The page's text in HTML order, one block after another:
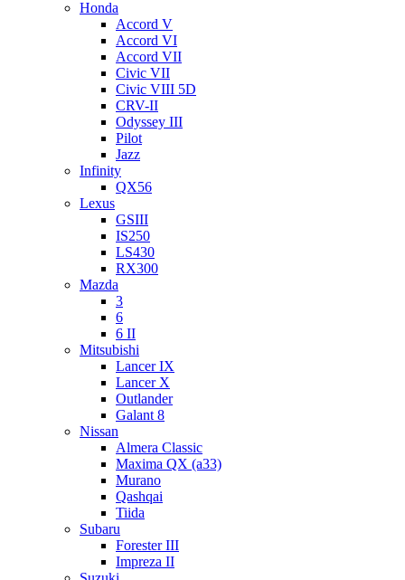
Honda
Accord V
Accord VI
Accord VII
Civic VII
Civic VIII 5D
CRV-II
Odyssey III
Pilot
Jazz
Infinity
QX56
Lexus
GSIII
IS250
LS430
RX300
Mazda
3
6
6 II
Mitsubishi
Lancer IX
Lancer X
Outlander
Galant 8
Nissan
Almera Classic
Maxima QX (a33)
Murano
Qashqai
Tiida
Subaru
Forester III
Impreza II